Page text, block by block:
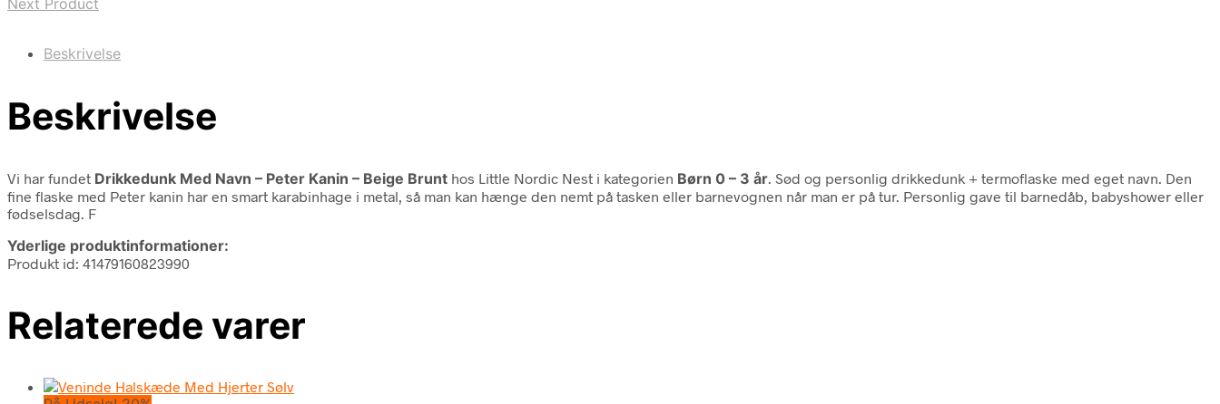
Beskrivelse
Beskrivelse
Vi har fundet Drikkedunk Med Navn – Peter Kanin – Beige Brunt hos Little Nordic Nest i kategorien Børn 0 – 3 år . Sød og personlig drikkedunk + termoflaske med eget navn. Den
fine flaske med Peter kanin har en smart karabinhage i metal, så man kan hænge den nemt på tasken eller barnevognen når man er på tur. Personlig gave til barnedåb, babyshower eller
fødselsdag. F
Yderlige produktinformationer:
Produkt id: 41479160823990
Relaterede varer